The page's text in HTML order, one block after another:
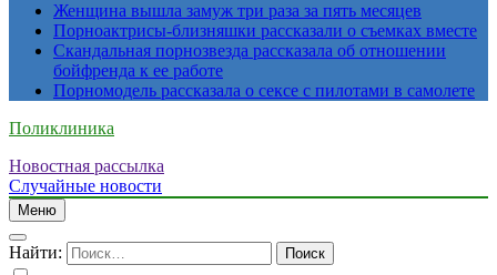
Женщина вышла замуж три раза за пять месяцев
Порноактрисы-близняшки рассказали о съемках вместе
Скандальная порнозвезда рассказала об отношении
бойфренда к ее работе
Порномодель рассказала о сексе с пилотами в самолете
Поликлиника
Новостная рассылка
Случайные новости
Меню
Найти: